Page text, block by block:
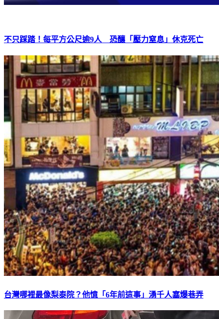
不只踩踏！每平方公尺逾9人 恐釀「壓力窒息」休克死亡
台灣哪裡最像梨泰院？他憶「6年前這事」湧千人塞爆巷弄